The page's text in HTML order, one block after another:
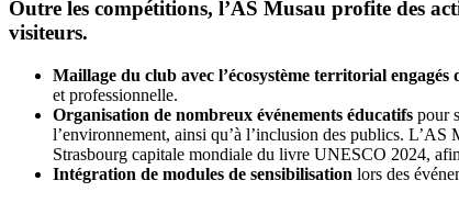
Outre les compétitions, l’AS Musau profite des
visiteurs.
Maillage du club avec l’écosystème territorial
et professionnelle.
Organisation de nombreux événements éducatifs pour
l’environnement, ainsi qu’à l’inclusion des publics. L’AS
Strasbourg capitale mondiale du livre UNESCO 2024,
Intégration de modules de sensibilisation lors des